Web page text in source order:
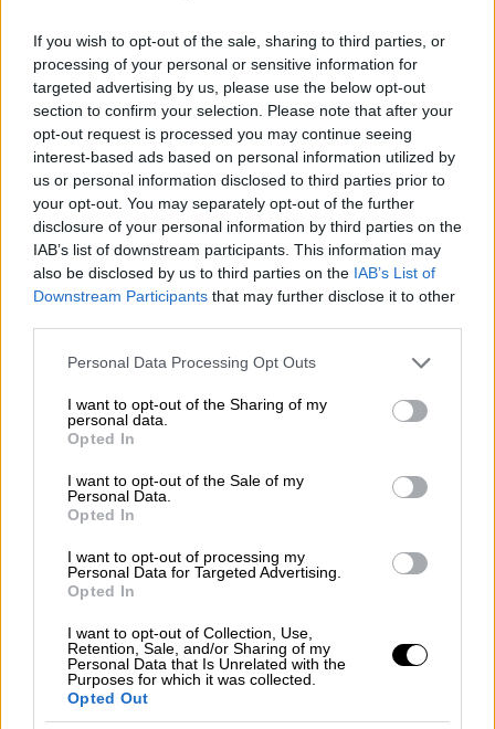
If you wish to opt-out of the sale, sharing to third parties, or
processing of your personal or sensitive information for
targeted advertising by us, please use the below opt-out
section to confirm your selection. Please note that after your
opt-out request is processed you may continue seeing
interest-based ads based on personal information utilized by
us or personal information disclosed to third parties prior to
your opt-out. You may separately opt-out of the further
disclosure of your personal information by third parties on the
IAB’s list of downstream participants. This information may
also be disclosed by us to third parties on the IAB’s List of
Downstream Participants that may further disclose it to other
Please note that this website/app uses one or more Google
not limited to your visit or usage behaviour. You may click to
grant or deny consent to Google and its third-party tags to
use your data for below specified purposes in below Google
consent section.
Personal Data Processing Opt Outs
I want to opt-out of the Sharing of my
personal data.
Opted In
I want to opt-out of the Sale of my
Personal Data.
Opted In
I want to opt-out of processing my
Personal Data for Targeted Advertising.
Opted In
I want to opt-out of Collection, Use,
Retention, Sale, and/or Sharing of my
Personal Data that Is Unrelated with the
Purposes for which it was collected.
Opted Out
Επανεξελέγη Δήμαρχος Χανίων τον
Οκτώβριο του 2006 και τον Απρίλιο του
2007 εξελέγη Πρόεδρος της Διοικούσας
Επιτροπής της Τ.Ε.Δ.Κ. Χανίων
Από τον Ιανουάριο του 2011 μέχρι την
εκλογή του τον Μάιο του 2012 ήταν
αναπληρωτής γραμματέας της Τοπικής
Αυτοδιοίκησης της Νέας Δημοκρατίας. Το
2008 σε διεθνές δημοψήφισμα επελέγη
καλύτερων δημάρχων του κόσμου.
Κωνσταντίνος Μητσοτάκης (1918-
2017)
Ο Κωνσταντίνος Μητσοτάκης έφυγε από τη
ζωή πλήρης ημερών, ταυτίζοντας τη ζωή του
με τη σύγχρονη Ιστορία της χώρας. Με μακρά
πορεία στο Κοινοβούλιο που διήρκεσε 58
πολιτικούς της Ελλάδας. Για τον ίδιο, ο
Κωνσταντίνος Καραμανλής συνήθιζε να λέει
«Πρώτα πυροβολεί και μετά σημαδεύει», μια